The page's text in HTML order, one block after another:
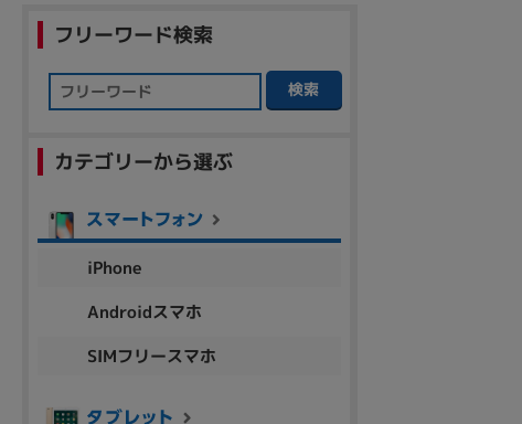
フリーワード検索
検索
カテゴリーから選ぶ
iPhone
Androidスマホ
SIMフリースマホ
OSの絞り込み
~
円 ～